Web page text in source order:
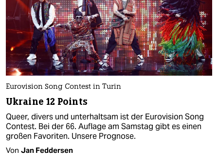
Eurovision Song Contest in Turin
Ukraine 12 Points
Queer, divers und unterhaltsam ist der Eurovision Song
Contest. Bei der 66. Auflage am Samstag gibt es einen
großen Favoriten. Unsere Prognose.
Von Jan Feddersen